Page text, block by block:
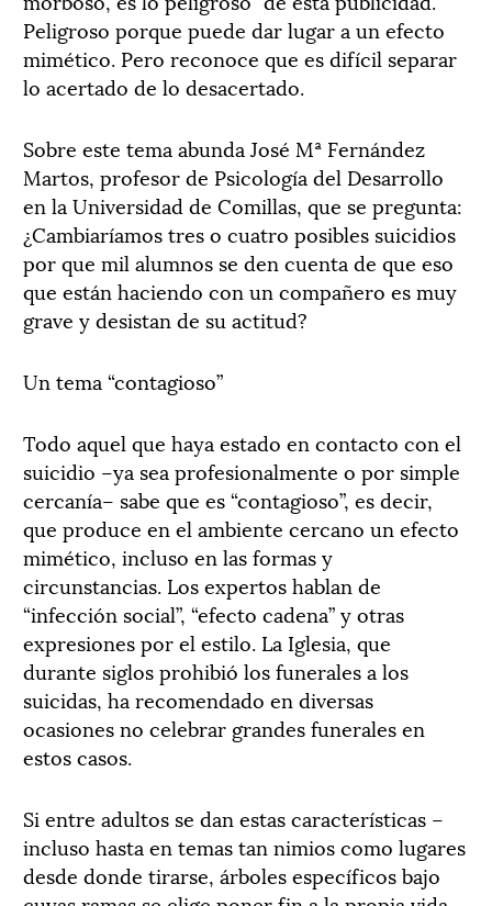
Peligroso porque puede dar lugar a un efecto
mimético. Pero reconoce que es difícil separar
lo acertado de lo desacertado.
Sobre este tema abunda José Mª Fernández
Martos, profesor de Psicología del Desarrollo
en la Universidad de Comillas, que se pregunta:
¿Cambiaríamos tres o cuatro posibles suicidios
por que mil alumnos se den cuenta de que eso
que están haciendo con un compañero es muy
grave y desistan de su actitud?
Un tema “contagioso”
Todo aquel que haya estado en contacto con el
suicidio –ya sea profesionalmente o por simple
cercanía– sabe que es “contagioso”, es decir,
que produce en el ambiente cercano un efecto
mimético, incluso en las formas y
circunstancias. Los expertos hablan de
“infección social”, “efecto cadena” y otras
expresiones por el estilo. La Iglesia, que
durante siglos prohibió los funerales a los
suicidas, ha recomendado en diversas
ocasiones no celebrar grandes funerales en
estos casos.
Si entre adultos se dan estas características –
incluso hasta en temas tan nimios como lugares
desde donde tirarse, árboles específicos bajo